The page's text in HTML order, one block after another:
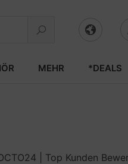
MEHR *DEALS
| Top Kunden